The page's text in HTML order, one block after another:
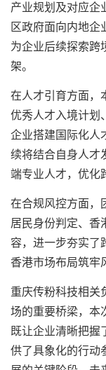
产业规划及对应企
区政府面向内地企
为企业后续探索跨
架。
在人才引育方面，
优秀人才入境计划
企业搭建国际化人
续将结合自身人才
端专业人才，优化
在合规风控方面，
居民身份判定、香
容，进一步夯实了
香港市场布局筑牢
重庆传粉科技相关
场的重要桥梁，本
既让企业清晰把握
供了具象化的行动